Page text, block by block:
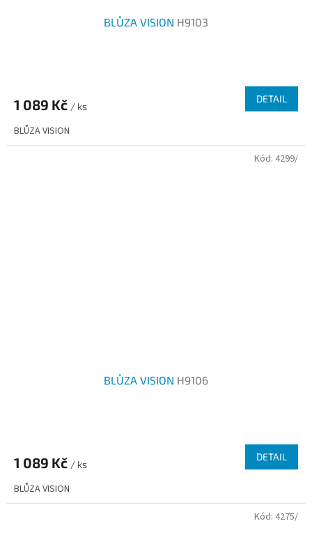
BLŮZA VISION H9103
1 089 Kč / ks
DETAIL
BLŮZA VISION
BLŮZA VISION H9106
je
z
5
1 089 Kč / ks
DETAIL
BLŮZA VISION
Kód: 4299/
Kód: 4275/